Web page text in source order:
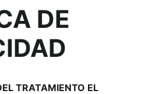
DE
TRATAMIENTO EL